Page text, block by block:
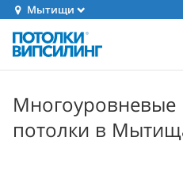
Мытищи
Многоуровневые
потолки в